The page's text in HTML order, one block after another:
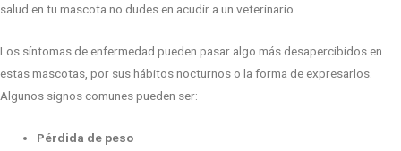
salud en tu mascota no dudes en acudir a un veterinario.
Los síntomas de enfermedad pueden pasar algo más desapercibidos en
estas mascotas, por sus hábitos nocturnos o la forma de expresarlos.
Algunos signos comunes pueden ser:
Pérdida de peso